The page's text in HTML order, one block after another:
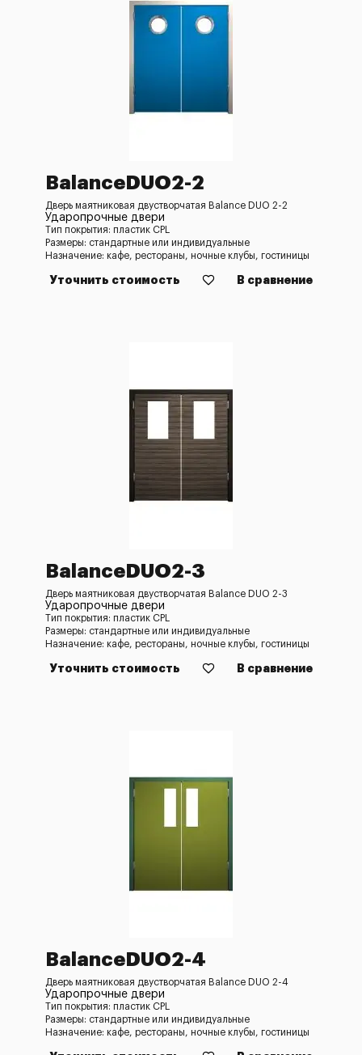
BalanceDUO2-2
Дверь маятниковая двустворчатая Balance DUO 2-2
Ударопрочные двери
Тип покрытия: пластик CPL
Размеры: стандартные или индивидуальные
Назначение: кафе, рестораны, ночные клубы, гостиницы
Уточнить стоимость В сравнение
BalanceDUO2-3
Дверь маятниковая двустворчатая Balance DUO 2-3
Ударопрочные двери
Тип покрытия: пластик CPL
Размеры: стандартные или индивидуальные
Назначение: кафе, рестораны, ночные клубы, гостиницы
Уточнить стоимость В сравнение
BalanceDUO2-4
Дверь маятниковая двустворчатая Balance DUO 2-4
Ударопрочные двери
Тип покрытия: пластик CPL
Размеры: стандартные или индивидуальные
Назначение: кафе, рестораны, ночные клубы, гостиницы